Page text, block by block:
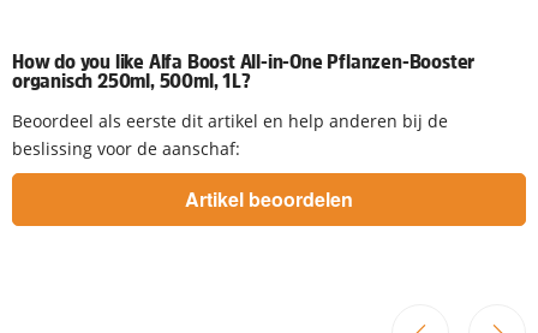
How do you like Alfa Boost All-in-One Pflanzen-Booster
organisch 250ml, 500ml, 1L?
Beoordeel als eerste dit artikel en help anderen bij de
beslissing voor de aanschaf: